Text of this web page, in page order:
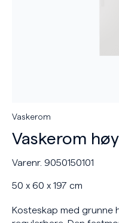
Vaskerom
Vaskerom
Varenr. 9050150101
50 x 60 x 197 cm
Kosteskap med grunne